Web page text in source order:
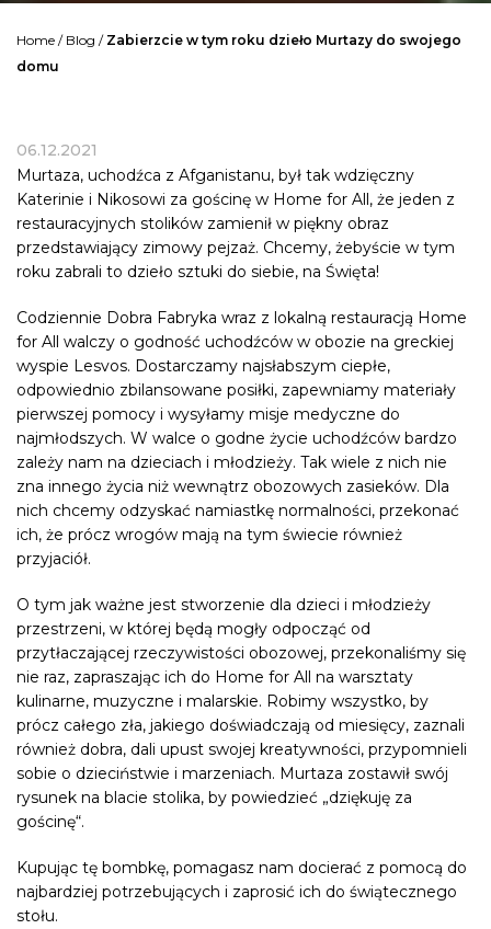
Home / Blog / Zabierzcie w tym roku dzieło Murtazy do swojego
domu
06.12.2021
Murtaza, uchodźca z Afganistanu, był tak wdzięczny
Katerinie i Nikosowi za gościnę w Home for All, że jeden z
restauracyjnych stolików zamienił w piękny obraz
przedstawiający zimowy pejzaż. Chcemy, żebyście w tym
roku zabrali to dzieło sztuki do siebie, na Święta!
Codziennie Dobra Fabryka wraz z lokalną restauracją Home
for All walczy o godność uchodźców w obozie na greckiej
wyspie Lesvos. Dostarczamy najsłabszym ciepłe,
odpowiednio zbilansowane posiłki, zapewniamy materiały
pierwszej pomocy i wysyłamy misje medyczne do
najmłodszych. W walce o godne życie uchodźców bardzo
zależy nam na dzieciach i młodzieży. Tak wiele z nich nie
zna innego życia niż wewnątrz obozowych zasieków. Dla
nich chcemy odzyskać namiastkę normalności, przekonać
ich, że prócz wrogów mają na tym świecie również
przyjaciół.
O tym jak ważne jest stworzenie dla dzieci i młodzieży
przestrzeni, w której będą mogły odpocząć od
przytłaczającej rzeczywistości obozowej, przekonaliśmy się
nie raz, zapraszając ich do Home for All na warsztaty
kulinarne, muzyczne i malarskie. Robimy wszystko, by
prócz całego zła, jakiego doświadczają od miesięcy, zaznali
również dobra, dali upust swojej kreatywności, przypomnieli
sobie o dzieciństwie i marzeniach. Murtaza zostawił swój
rysunek na blacie stolika, by powiedzieć „dziękuję za
gościnę“.
Kupując tę bombkę, pomagasz nam docierać z pomocą do
najbardziej potrzebujących i zaprosić ich do świątecznego
stołu.